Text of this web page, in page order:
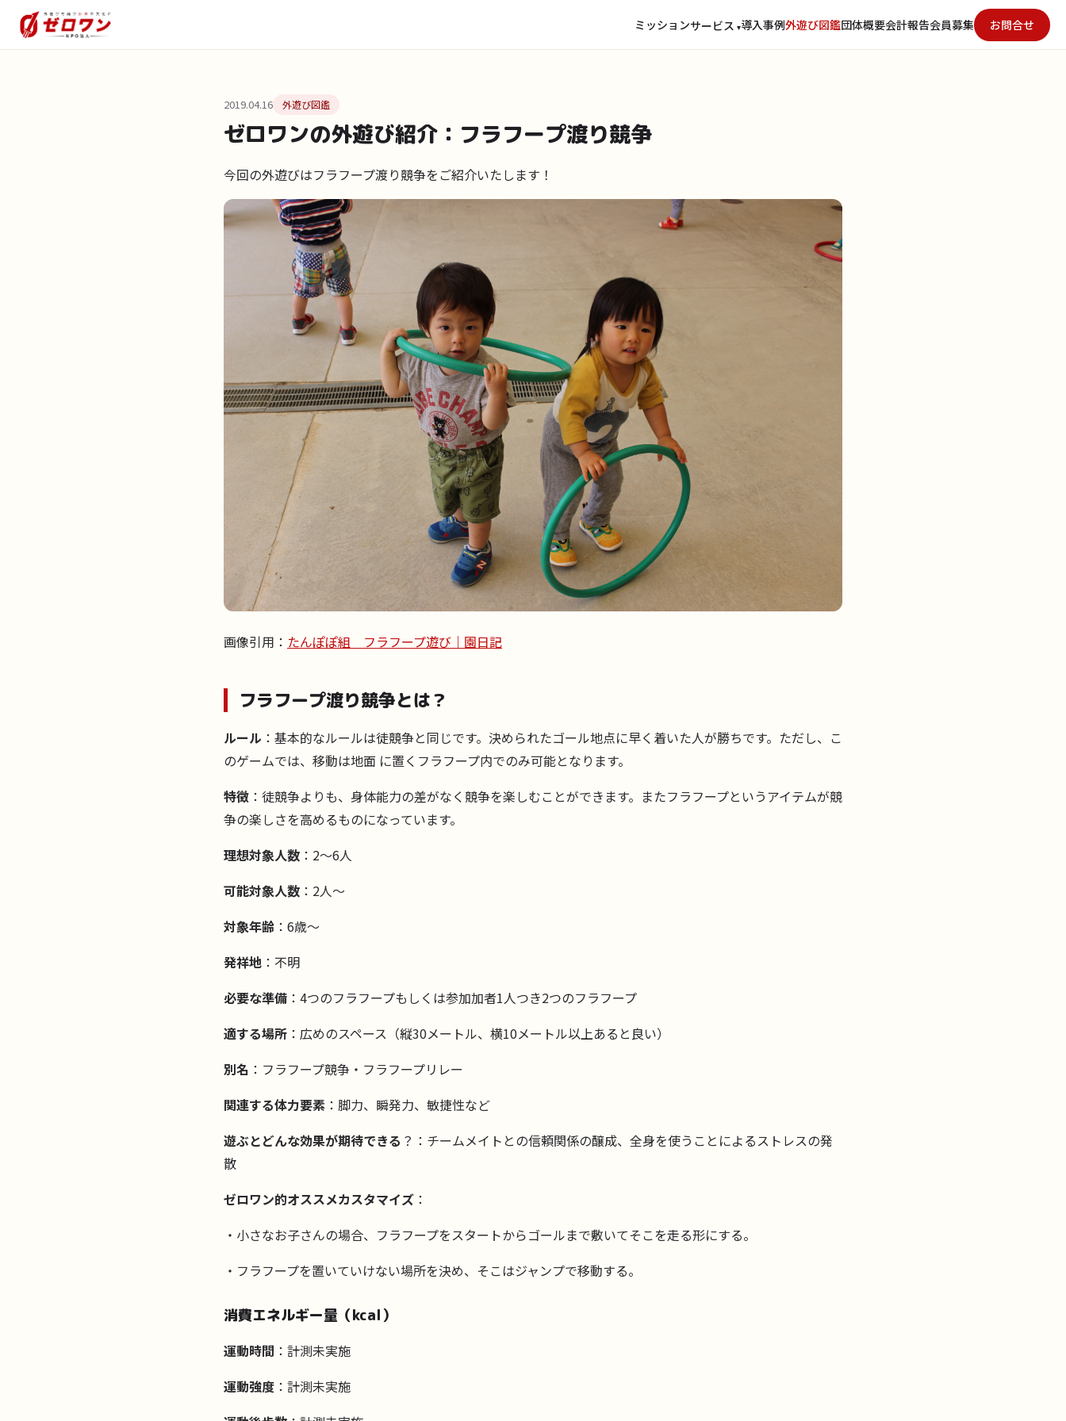
ミッションサービス ▾導入事例外遊び図鑑団体概要会計報告会員募集 お問合せ
2019.04.16 外遊び図鑑
ゼロワンの外遊び紹介：フラフープ渡り競争
今回の外遊びはフラフープ渡り競争をご紹介いたします！
画像引用： たんぽぽ組 フラフープ遊び｜園日記
フラフープ渡り競争とは？
ルール ：基本的なルールは徒競争と同じです。決められたゴール地点に早く着いた人が勝ちです。ただし、こ
のゲームでは、移動は地面 に置くフラフープ内でのみ可能となります。
特徴 ：徒競争よりも、身体能力の差がなく競争を楽しむことができます。またフラフープというアイテムが競
争の楽しさを高めるものになっています。
理想対象人数 ：2～6人
可能対象人数 ：2人～
対象年齢 ：6歳～
発祥地 ：不明
必要な準備 ：4つのフラフープもしくは参加加者1人つき2つのフラフープ
適する場所 ：広めのスペース（縦30メートル、横10メートル以上あると良い）
別名 ：フラフープ競争・フラフープリレー
関連する体力要素 ：脚力、瞬発力、敏捷性など
遊ぶとどんな効果が期待できる ？：チームメイトとの信頼関係の醸成、全身を使うことによるストレスの発
散
ゼロワン的オススメカスタマイズ ：
・小さなお子さんの場合、フラフープをスタートからゴールまで敷いてそこを走る形にする。
・フラフープを置いていけない場所を決め、そこはジャンプで移動する。
消費エネルギー量（kcal）
運動時間 ：計測未実施
運動強度 ：計測未実施